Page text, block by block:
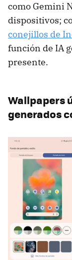
como Gemini
dispositivos;
conejillos de
función de IA
presente.
Wallpapers
generados